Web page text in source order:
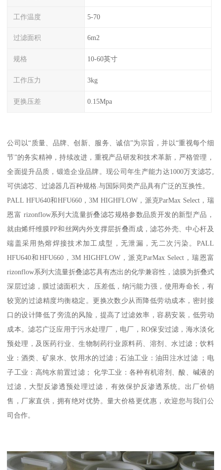
工作温度 5-70
过滤面积 6m2
规格 10-60英寸
工作压力 3kg
更换压差 0.15Mpa
公司以“质量、品牌、创新、服务、诚信”为宗旨，并以“重视每个细
节”的务实精神，持续改进，重视产品研发和技术革新，严格管理，
全面提升品质，锻造企业品牌。现公司年生产能力达1000万支滤芯,
可供滤芯、过滤器几百种规格.与国际同类产品具有广泛的互换性。
PALL HFU640和HFU660，3M HIGHFLOW，派克ParMax Select，瑞
恩富 rizonflow系列大流量折叠滤芯规格参数品质开发的新型产品，
就由烯纤维膜PP和丝网内外支撑层折叠而成，滤芯外壳、中心杆及
端盖采用热熔焊接技术加工成型，无泄漏，无二次污染。PALL
HFU640和HFU660，3M HIGHFLOW，派克ParMax Select，瑞恩富
rizonflow系列大流量折叠滤芯具有杰出的化学兼容性，滤膜为折叠式
深层过滤，膜过滤面积大， 压差低，纳污能力强，使用寿命长，有
较宽的过滤精度均衡稳定。更换次数少从而降低劳动成本，密封接
口的设计降低了旁流的风险，提高了过滤效率，容易安装，低劳动
成本。滤芯广泛应用于污水处理厂，电厂，RO保安过滤，海水淡化
预处理，及医药行业、生物制药行业原料药、溶剂、水过滤；饮料
业：酒类、矿泉水、饮用水的过滤；石油工业：油田注水过滤 ；电
子工业：高纯水前置过滤； 化学工业：各种有机溶剂、酸、碱液的
过滤，大型反渗透预处理过滤，有效保护反渗透系统。出厂价销
售，厂家直供，拥有绝对优势。量大价格更优惠，欢迎您与我们公
司合作。